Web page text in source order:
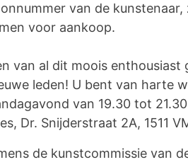
van de
voor aankoop.
van al dit moois enthousiast
leden! U bent van harte
van 19.30 tot
Dr. Snijderstraat 2A, 1511
de kunstcommissie van